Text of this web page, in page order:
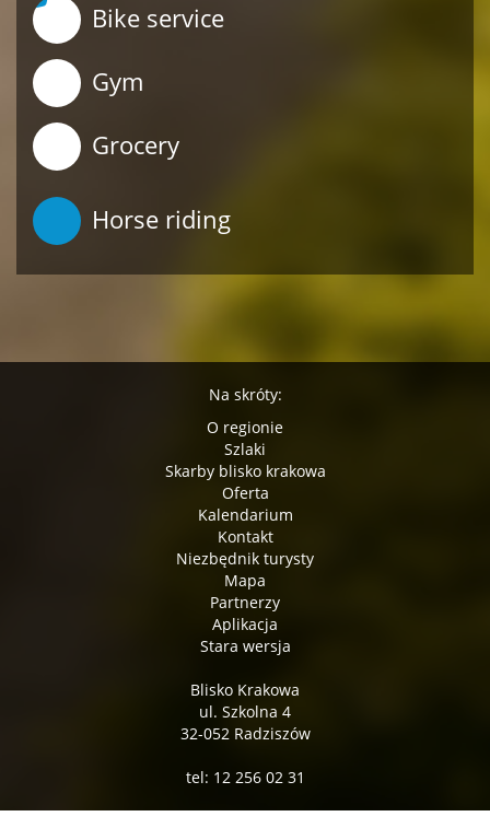
Bike service
Gym
Grocery
Horse riding
Na skróty:
O regionie
Szlaki
Skarby blisko krakowa
Oferta
Kalendarium
Kontakt
Niezbędnik turysty
Mapa
Partnerzy
Aplikacja
Stara wersja
Blisko Krakowa
ul. Szkolna 4
32-052 Radziszów
tel: 12 256 02 31